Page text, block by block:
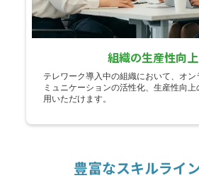
組織の生産性向
テレワーク導入中の組織において、オ
ミュニケーションの活性化、生産性向
用いただけます。
豊富なスキルライ